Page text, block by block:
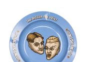
ROLLING
CIRCUS
CELESTE
cantidad